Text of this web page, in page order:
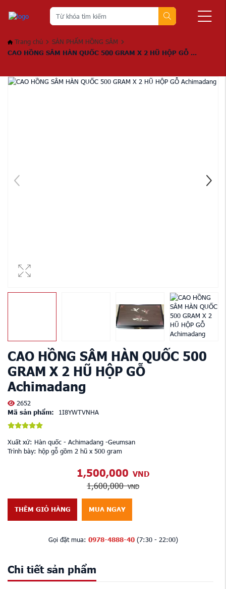
Trang chủ
SẢN PHẨM HỒNG SÂM
CAO HỒNG SÂM HÀN QUỐC 500 GRAM X 2 HŨ HỘP GỖ ...
CAO HỒNG SÂM HÀN QUỐC 500
GRAM X 2 HŨ HỘP GỖ
Achimadang
2652
Mã sản phẩm:
1I8YWTVNHA
Xuất xứ: Hàn quốc - Achimadang -Geumsan
Trình bày: hộp gỗ gồm 2 hũ x 500 gram
1,500,000 VND
1,600,000VND
THÊM GIỎ HÀNG MUA NGAY
Gọi đặt mua: 0978-4888-40(7:30 - 22:00)
Chi tiết sản phẩm